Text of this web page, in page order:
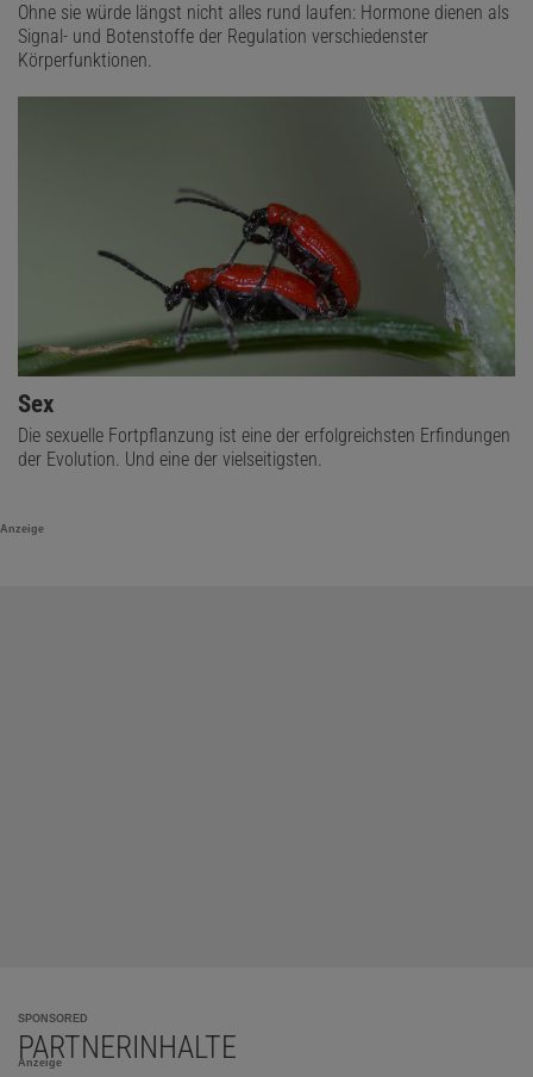
Ohne sie würde längst nicht alles rund laufen: Hormone dienen als
Signal- und Botenstoffe der Regulation verschiedenster
Körperfunktionen.
Sex
Die sexuelle Fortpflanzung ist eine der erfolgreichsten Erfindungen
der Evolution. Und eine der vielseitigsten.
Anzeige
SPONSORED
PARTNERINHALTE
Anzeige